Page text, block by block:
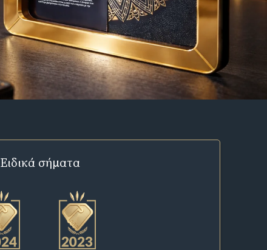
Ειδικά σήματα